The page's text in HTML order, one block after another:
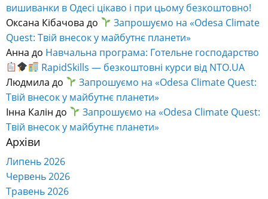
вишиванки в Одесі цікаво і при цьому безкоштовно!
Оксана Кібачова до
Запрошуємо на «Odesa Climate
Quest: Твій внесок у майбутнє планети»
Анна до Навчальна програма: Готельне господарство
RapidSkills — безкоштовні курси від NTO.UA
Людмила до
Запрошуємо на «Odesa Climate Quest:
Твій внесок у майбутнє планети»
Інна Калін до
Запрошуємо на «Odesa Climate Quest:
Твій внесок у майбутнє планети»
Архіви
Липень 2026
Червень 2026
Травень 2026